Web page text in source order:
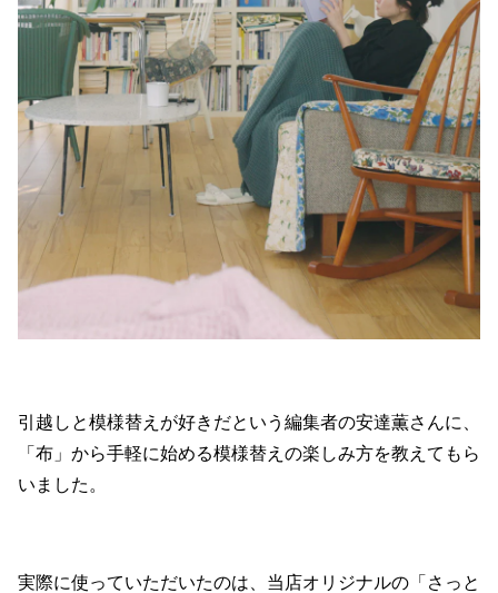
引越しと模様替えが好きだという編集者の安達薫さんに、
「布」から手軽に始める模様替えの楽しみ方を教えてもら
いました。
実際に使っていただいたのは、当店オリジナルの「さっと